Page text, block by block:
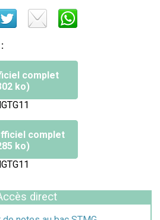
complet
ko)
complet
ko)
direct